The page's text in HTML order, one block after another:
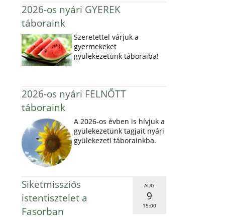
2026-os nyári GYEREK
táboraink
Szeretettel várjuk a
gyermekeket
gyülekezetünk táboraiba!
2026-os nyári FELNŐTT
táboraink
A 2026-os évben is hívjuk a
gyülekezetünk tagjait nyári
gyülekezeti táborainkba.
AUG
9
15:00
Siketmissziós
istentisztelet a
Fasorban